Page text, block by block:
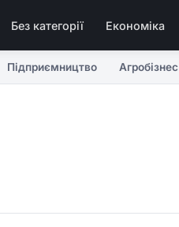
Без категорії Економіка
Підприємництво Агробізнес